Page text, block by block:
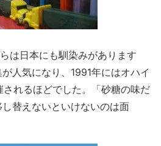
は日本にも馴染みがあります
人気になり、1991年にはオハイ
れるほどでした。「砂糖の味だ
替えないといけないのは面